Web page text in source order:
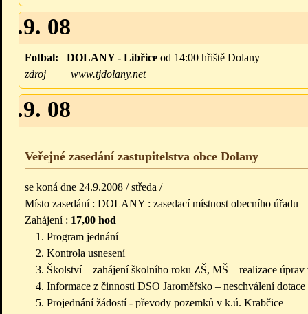
08
Fotbal: DOLANY - Libřice od 14:00 hřiště Dolany
zdroj
www.tjdolany.net
08
Veřejné zasedání zastupitelstva obce Dolany
se koná dne 24.9.2008 / středa /
Místo zasedání : DOLANY : zasedací místnost obecního úřadu
Zahájení : 17,00 hod
Program jednání
Kontrola usnesení
Školství – zahájení školního roku ZŠ, MŠ – realizace úprav
Informace z činnosti DSO Jaroměřsko – neschválení
Projednání žádostí - převody pozemků v k.ú. Krabčice